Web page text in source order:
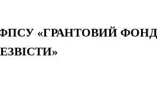
ФПСУ «ГРАНТОВИЙ